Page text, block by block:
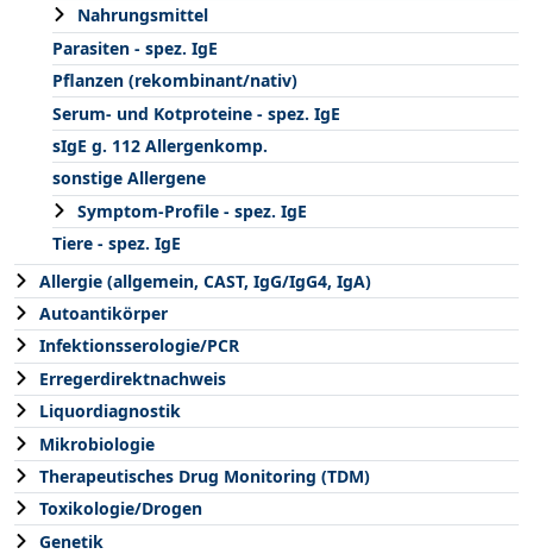
Nahrungsmittel
Parasiten - spez. IgE
Pflanzen (rekombinant/nativ)
Serum- und Kotproteine - spez. IgE
sIgE g. 112 Allergenkomp.
sonstige Allergene
Symptom-Profile - spez. IgE
Tiere - spez. IgE
Allergie (allgemein, CAST, IgG/IgG4, IgA)
Autoantikörper
Infektionsserologie/PCR
Erregerdirektnachweis
Liquordiagnostik
Mikrobiologie
Therapeutisches Drug Monitoring (TDM)
Toxikologie/Drogen
Genetik